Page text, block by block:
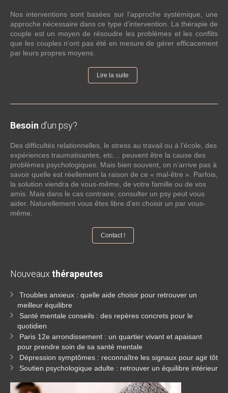
Nos interventions sont basées sur l’approche systémique, une
approche nécessaire dans ce type d’intervention. La thérapie de
couple est un moyen de résoudre les problèmes et les conflits
que les couples n'ont pas été en mesure de gérer efficacement
par leurs propres moyens.
Lire la suite
Besoin d’un psy?
Des difficultés relationnelles, le stress au travail ou à l’école, des
expériences traumatisantes, etc… peuvent être la cause des
problèmes psychologiques. Mais bien souvent, on n’arrive pas à
savoir quelle est réellement la raison de ce « mal-être ». Parfois,
la solution viendra de vous-même, de votre famille ou de vos
amis. Mais dans le cas contraire; consulter un psy peut vous
aider. Naturellement vous êtes libre d’en choisir un par vous-
même.
Contact !
Nouveaux thérapeutes
Troubles anxieux : quelle aide choisir pour retrouver un
meilleur équilibre
Santé mentale conseils : des repères concrets pour le
quotidien
Paris 12e arrondissement : un quartier vivant et apaisant
pour prendre soin de sa santé mentale
Dépression symptômes : reconnaître les signaux pour agir tôt
Soutien psychologique adulte : retrouver un équilibre intérieur